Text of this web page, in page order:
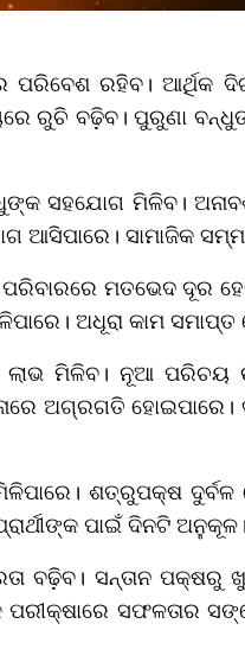
ରହିବ। ଆର୍ଥିକ
ରୁଚି ବଢ଼ିବ। ପୁରୁଣା
ସହଯୋଗ ମିଳିବ।
ସାମାଜିକ
ମତଭେଦ ଦୂର
ଅଧୂରା କାମ ସମାପ୍ତ
ଲାଭ ମିଳିବ। ନୂଆ ପରିଚୟ
ଅଗ୍ରଗତି ହୋଇପାରେ।
ଶତ୍ରୁପକ୍ଷ ଦୁର୍ବଳ
ପାଇଁ ଦିନଟି ଅନୁକୂଳ।
ବଢ଼ିବ। ସନ୍ତାନ ପକ୍ଷରୁ
ସଫଳତାର